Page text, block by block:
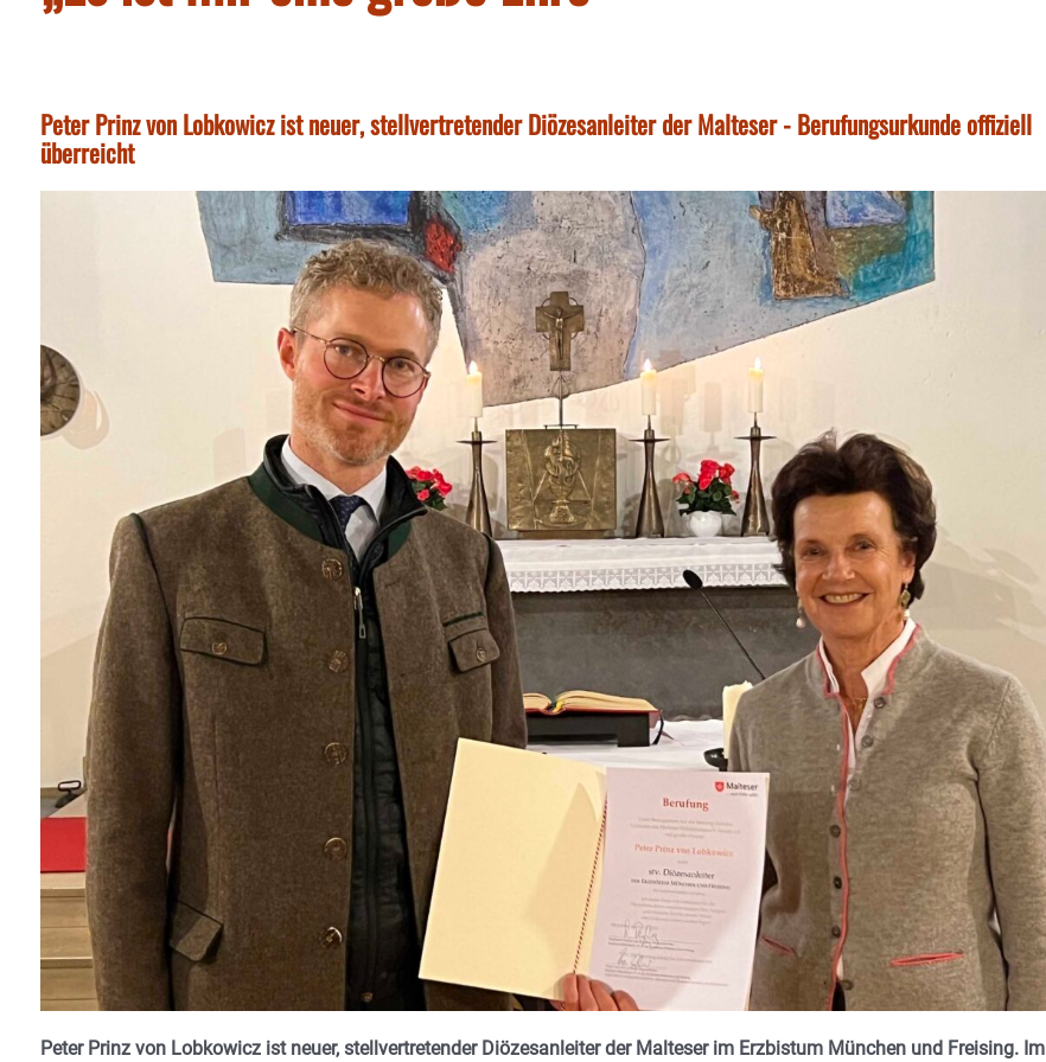
Peter Prinz von Lobkowicz ist neuer, stellvertretender Diözesanleiter der Malteser - Berufungsurkunde offiziell
überreicht
Peter Prinz von Lobkowicz ist neuer, stellvertretender Diözesanleiter der Malteser im Erzbistum München und Freising. Im